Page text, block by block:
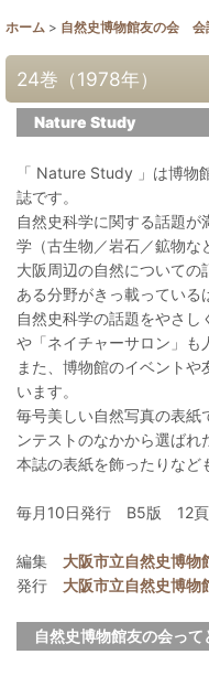
ホーム > 自然史博物館友の会 会
24巻（1978年）
Nature Study
「 Nature Study 」は博物
誌です。
自然史科学に関する話題
学（古生物／岩石／鉱物な
大阪周辺の自然について
ある分野がきっ載っている
自然史科学の話題をやさし
や「ネイチャーサロン」も
また、博物館のイベント
います。
毎号美しい自然写真の表紙
ンテストのなかから選ばれ
本誌の表紙を飾ったりなど
毎月10日発行 B5版 12頁
編集 大阪市立自然史博物
発行 大阪市立自然史博物
自然史博物館友の会って